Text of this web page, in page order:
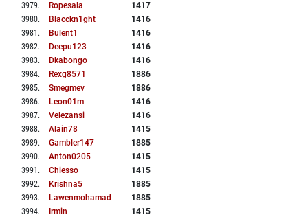
3979. Ropesala
1417
3980. Blacckn1ght
1416
3981 . Bulent1
1416
3982. Deepu123
1416
3983. Dkabongo
1416
3984. Rexg8571
1886
3985. Smegmev
1886
3986. Leon01m
1416
3987. Velezansi
1416
3988. Alain78
1415
3989. Gambler147
1885
3990. Anton0205
1415
3991 . Chiesso
1415
3992. Krishna5
1885
3993. Lawenmohamad
1885
3994. Irmin
1415